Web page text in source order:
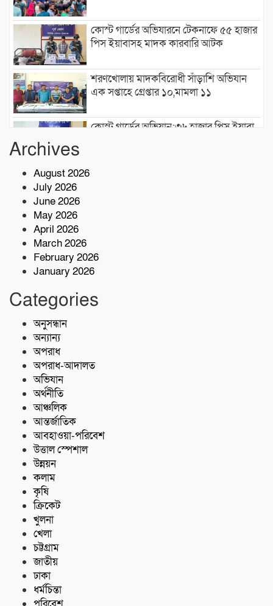
কোস্ট গার্ডের অভিযারনে টেকনাফে ৫৫ হাজার
পিস ইয়াবাসহ মাদক কারবারি আটক
শরণখোলায় মাদকবিরোধী সাঁড়াশি অভিযান
এক সপ্তাহে গ্রেপ্তার ১০,মামলা ১১
কোস্ট গার্ডের অভিযান;৩৬ হাজার পিস ইয়াবা
সুবিধাবঞ্চিত মানুষের জন্য বাগেরহাট মেডিকেল
Archives
August 2026
July 2026
June 2026
May 2026
April 2026
March 2026
February 2026
January 2026
Categories
অনুসন্ধান
অন্যান্য
অপরাধ
অপরাধ-আদালত
অভিযান
অর্থনীতি
আঞ্চলিক
আন্তর্জাতিক
আবহাওয়া-পরিবেশ
উত্তাল স্পেশাল
উন্নয়ন
কলাম
কৃষি
ক্রিকেট
খুলনা
খেলা
চট্টগ্রাম
জাতীয়
ঢাকা
ধর্মচিন্তা